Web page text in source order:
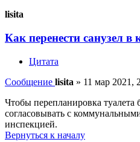
lisita
Как перенести санузел в
Цитата
Сообщение lisita » 11 мар 2021,
Чтобы перепланировка туалета
согласовывать с
инспекцией.
Вернуться к началу